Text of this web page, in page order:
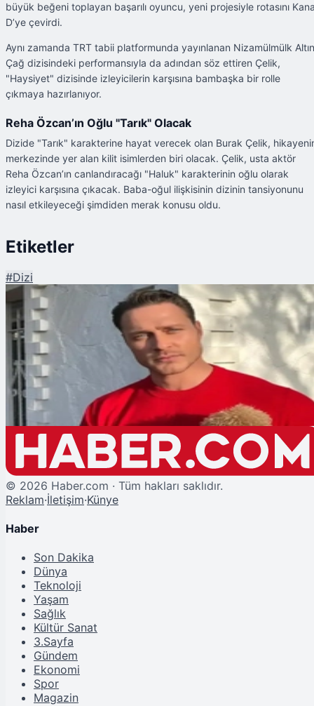
büyük beğeni toplayan başarılı oyuncu, yeni projesiyle rotasını
D’ye çevirdi.
Aynı zamanda TRT tabii platformunda yayınlanan Nizamülmülk Altın
Çağ dizisindeki performansıyla da adından söz ettiren Çelik,
"Haysiyet" dizisinde izleyicilerin karşısına bambaşka bir rolle
çıkmaya hazırlanıyor.
Reha Özcan’ın Oğlu "Tarık" Olacak
Dizide "Tarık" karakterine hayat verecek olan Burak Çelik,
merkezinde yer alan kilit isimlerden biri olacak. Çelik, usta aktör
Reha Özcan’ın canlandıracağı "Haluk" karakterinin oğlu olarak
izleyici karşısına çıkacak. Baba-oğul ilişkisinin dizinin tansiyonunu
nasıl etkileyeceği şimdiden merak konusu oldu.
Etiketler
#Dizi
Yeraltı'dan Ayrılan Burak Çelik'in Yeni Adresi Belli Oldu
© 2026 Haber.com · Tüm hakları saklıdır.
Reklam·İletişim·Künye
Haber
Son Dakika
Dünya
Teknoloji
Yaşam
Sağlık
Kültür Sanat
3.Sayfa
Gündem
Ekonomi
Spor
Magazin